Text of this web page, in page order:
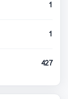
1
1
427